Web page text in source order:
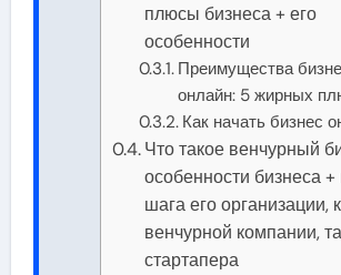
плюсы бизнеса + его
особенности
Преимущества
онлайн: 5 жирных
Как начать бизнес
Что такое венчурный
особенности бизнеса
шага его организации,
венчурной компании,
стартапера